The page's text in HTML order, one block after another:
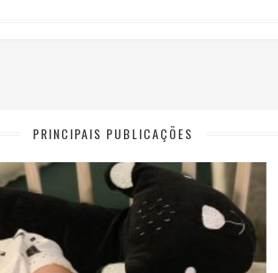
PRINCIPAIS PUBLICAÇÕES